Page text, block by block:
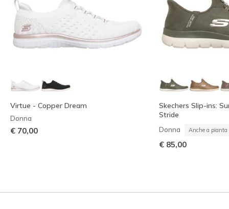
Virtue - Copper Dream
Donna
€ 70,00
Skechers Slip-ins:
Stride
Donna Anche a pianta
€ 85,00